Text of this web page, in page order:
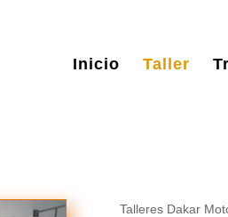
Inicio Taller
Talleres Dakar